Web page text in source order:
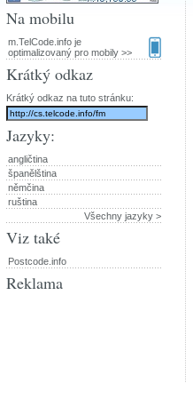
Na mobilu
m.TelCode.info je
optimalizovaný pro mobily >>
Krátký odkaz
Krátký odkaz na tuto stránku:
Jazyky:
angličtina
španělština
němčina
ruština
Všechny jazyky >
Viz také
Postcode.info
Reklama